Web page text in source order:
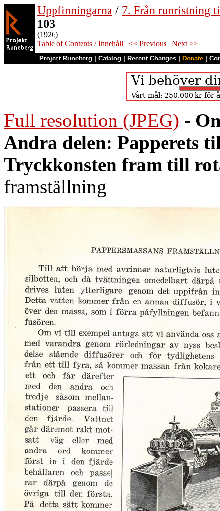
Uppfinningarna / 7. Från runristning
103
(1926)
Table of Contents / Innehåll | << Previous | Next >>
Project Runeberg Catalog Recent Changes Donate
Full resolution (JPEG) -
Andra delen: Papperets
Tryckkonsten fram till
framställning